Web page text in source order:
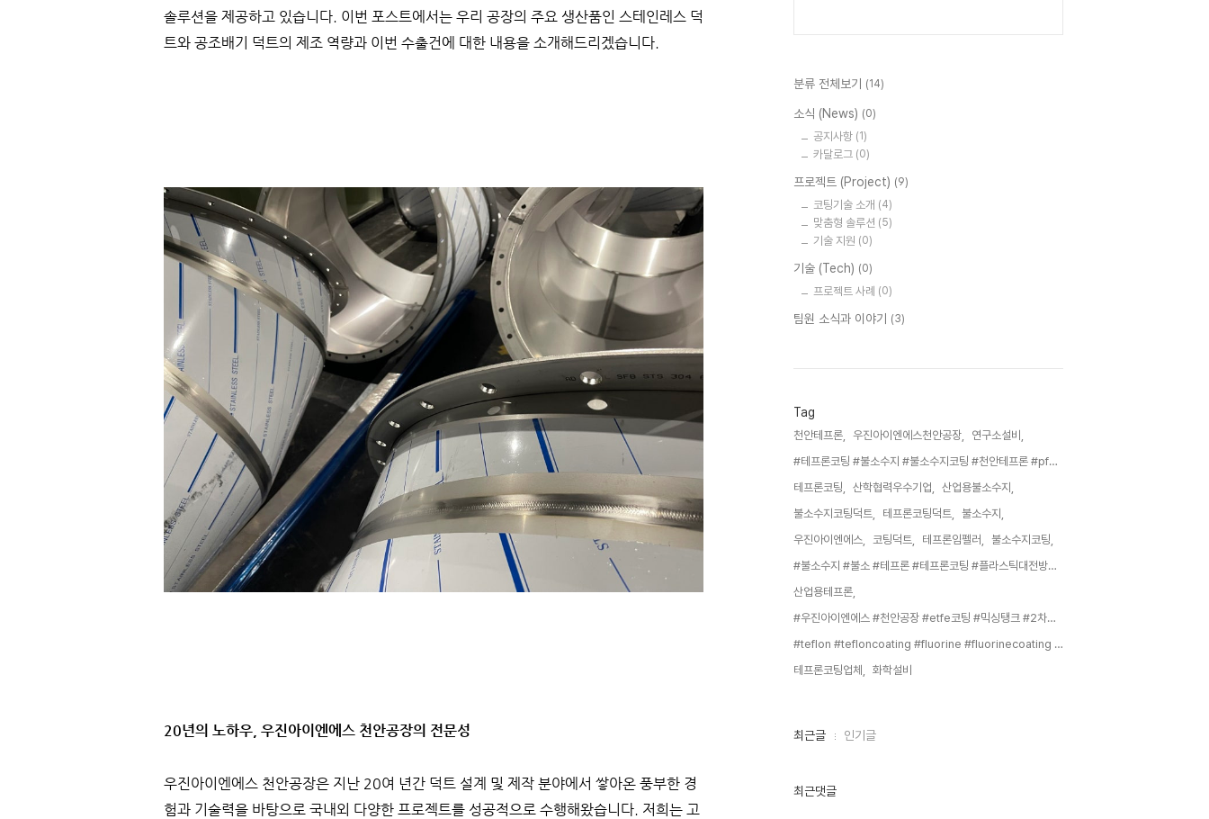
솔루션을 제공하고 있습니다. 이번 포스트에서는 우리 공장의 주요 생산품인 스테인레스 덕
트와 공조배기 덕트의 제조 역량과 이번 수출건에 대한 내용을 소개해드리겠습니다.
20년의 노하우, 우진아이엔에스 천안공장의 전문성
우진아이엔에스 천안공장은 지난 20여 년간 덕트 설계 및 제작 분야에서 쌓아온 풍부한 경
험과 기술력을 바탕으로 국내외 다양한 프로젝트를 성공적으로 수행해왔습니다. 저희는 고
분류 전체보기 (14)
소식 (News) (0)
공지사항 (1)
카달로그 (0)
프로젝트 (Project) (9)
코팅기술 소개 (4)
맞춤형 솔루션 (5)
기술 지원 (0)
기술 (Tech) (0)
프로젝트 사례 (0)
팀원 소식과 이야기 (3)
Tag
천안테프론, 우진아이엔에스천안공장,
연구소설비,
#테프론코팅 #불소수지 #불소수지코팅 #천안테프론 #pfa #도전성 #대전방지 #정전기 #전기 #테프론가공 #불소코팅 #메쉬망,
테프론코팅,
산학협력우수기업,
산업용불소수지,
불소수지코팅덕트,
테프론코팅덕트,
불소수지,
우진아이엔에스,
코팅덕트, 테프론임펠러,
불소수지코팅,
#불소수지 #불소 #테프론 #테프론코팅 #플라스틱대전방지 #대전방지코팅 #pfa #pfa코팅 #천안테프론코팅 #대전방지플라스틱코팅 #테프론플라스틱코팅 #내마모성 #정전기방지 #정전기 #etfe #ptfe #산업용테프론 #산업용불소수지 #산업불소,
산업용테프론,
#우진아이엔에스 #천안공장 #etfe코팅 #믹싱탱크 #2차전지 #전극슬러리 #내화학성 #내열성 #비점착성 #내구성 #배터리제조 #고품질배터리 #슬러리혼합 #배터리성능 #코팅기술 #유지보수절감 #혼합시간조절 #점도관리 #입자크기제어 #생산성향상,
#teflon #tefloncoating #fluorine #fluorinecoating #fluoropolymercoating #industrialteflon #chemicalequipment #chemicalplant #exhaust #intake #laboratorypiping #hookup #cheonantefloncoating #industrialtefloncoating #fluoropolymerpainting #teflonpainting,
테프론코팅업체,
화학설비,
최
인
최근글 인기글
최근댓글